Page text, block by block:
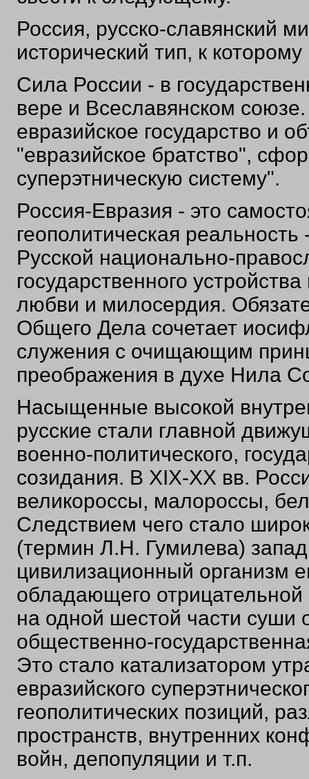
Россия, русско-славянский
исторический тип, к
Сила России - в
вере и Всеславянском
евразийское государство и
"евразийское братство",
суперэтническую систему".
Россия-Евразия - это
геополитическая
Русской национально-
государственного
любви и милосердия.
Общего Дела сочетает
служения с очищающим
преображения в духе Нила
Насыщенные высокой
русские стали главной
военно-политического,
созидания. В ХIХ-ХХ вв.
великороссы, малороссы,
Следствием чего стало
(термин Л.Н. Гумилева)
цивилизационный организм
обладающего
на одной шестой части суши
общественно-
Это стало катализатором
евразийского
геополитических позиций,
пространств, внутренних
войн, депопуляции и т.п.